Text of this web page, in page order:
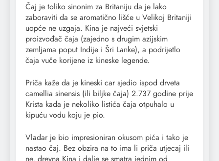
Čaj je toliko sinonim za Britaniju da je lako
zaboraviti da se aromatično lišće u Velikoj Britaniji
uopće ne uzgaja. Kina je najveći svjetski
proizvođač čaja (zajedno s drugim azijskim
zemljama poput Indije i Šri Lanke), a podrijetlo
čaja vuče korijene iz kineske legende.
Priča kaže da je kineski car sjedio ispod drveta
camellia sinensis (ili biljke čaja) 2.737 godine prije
Krista kada je nekoliko listića čaja otpuhalo u
kipuću vodu koju je pio.
Vladar je bio impresioniran okusom pića i tako je
nastao čaj. Bez obzira na to ima li priča utjecaj ili